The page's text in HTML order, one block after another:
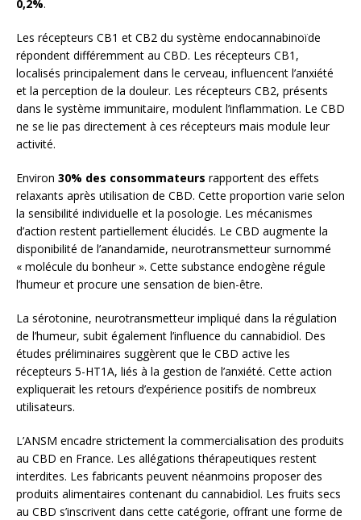
0,2%.
Les récepteurs CB1 et CB2 du système endocannabinoïde
répondent différemment au CBD. Les récepteurs CB1,
localisés principalement dans le cerveau, influencent l’anxiété
et la perception de la douleur. Les récepteurs CB2, présents
dans le système immunitaire, modulent l’inflammation. Le CBD
ne se lie pas directement à ces récepteurs mais module leur
activité.
Environ 30% des consommateurs rapportent des effets
relaxants après utilisation de CBD. Cette proportion varie selon
la sensibilité individuelle et la posologie. Les mécanismes
d’action restent partiellement élucidés. Le CBD augmente la
disponibilité de l’anandamide, neurotransmetteur surnommé
« molécule du bonheur ». Cette substance endogène régule
l’humeur et procure une sensation de bien-être.
La sérotonine, neurotransmetteur impliqué dans la régulation
de l’humeur, subit également l’influence du cannabidiol. Des
études préliminaires suggèrent que le CBD active les
récepteurs 5-HT1A, liés à la gestion de l’anxiété. Cette action
expliquerait les retours d’expérience positifs de nombreux
utilisateurs.
L’ANSM encadre strictement la commercialisation des produits
au CBD en France. Les allégations thérapeutiques restent
interdites. Les fabricants peuvent néanmoins proposer des
produits alimentaires contenant du cannabidiol. Les fruits secs
au CBD s’inscrivent dans cette catégorie, offrant une forme de